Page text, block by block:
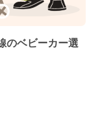
のベビーカー選